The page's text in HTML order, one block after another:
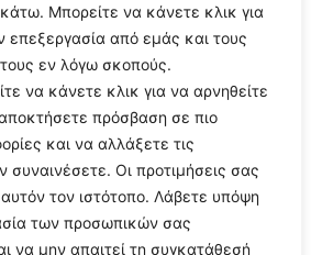
Μπορείτε να κάνετε κλικ για
επεξεργασία από εμάς και τους
εν λόγω σκοπούς.
να κάνετε κλικ για να αρνηθείτε
πρόσβαση σε πιο
και να αλλάξετε τις
συναινέσετε. Οι προτιμήσεις σας
τον ιστότοπο. Λάβετε υπόψη
των προσωπικών σας
να μην απαιτεί τη συγκατάθεσή
Follow Us
All Rights Reserved